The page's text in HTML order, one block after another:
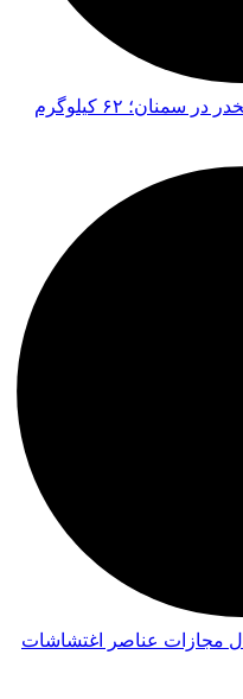
اجرای ۲ عملیات کشف مواد مخدر در سمنان؛ ۶۲ کیلوگرم
مجازات عناصر اغتشاشات